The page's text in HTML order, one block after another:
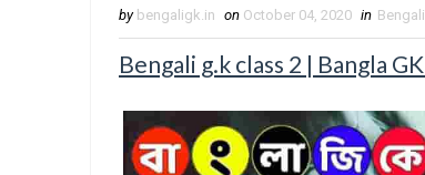
by bengaligk.in on October 04, 2020 in
Bengali g.k class 2 | Bangla GK -